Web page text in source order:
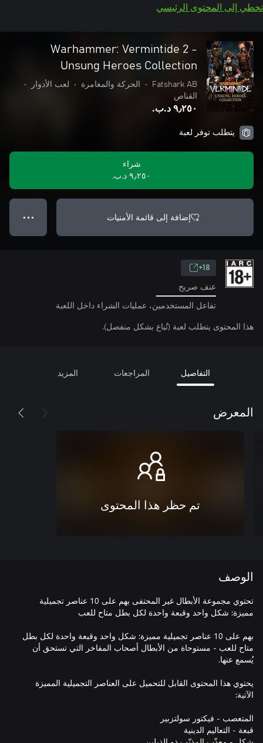
تخطي إلى المحتوى الرئيسي
Warhammer: Vermintide 2 -
Unsung Heroes Collection
Fatshark AB
• الحركة والمغامرة • لعب الأدوار
•
القناص
٩٫٢٥٠ د.ب.‏
يتطلب توفر لعبة
شراء
٩٫٢٥٠ د.ب.‏
إضافة إلى قائمة الأمنيات ● ● ●
18+
عنف صريح
تفاعل المستخدمين، عمليات الشراء داخل اللعبة
هذا المحتوى يتطلب لعبة (تُباع بشكل منفصل).
التفاصيل المراجعات المزيد
المعرض
تم حظر هذا المحتوى
الوصف
تحتوي مجموعة الأبطال غير المحتفى بهم على 10 عناصر تجميلية
بهم على 10 عناصر تجميلية مميزة: شكل واحد وقبعة واحدة لكل بطل
متاح للعب - مستوحاة من الأبطال أصحاب المفاخر التي تستحق أن
يحتوي هذا المحتوى القابل للتحميل على العناصر التجميلية المميزة